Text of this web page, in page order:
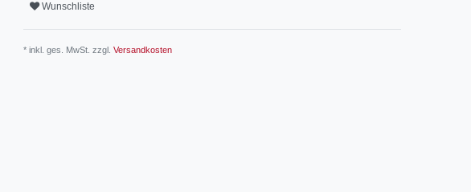
Wunschliste
* inkl. ges. MwSt. zzgl. Versandkosten